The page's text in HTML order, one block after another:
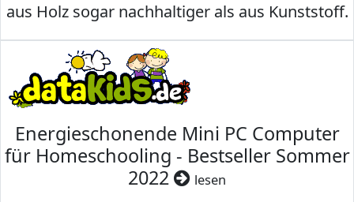
aus Holz sogar nachhaltiger als aus Kunststoff.
Energieschonende Mini PC Computer
für Homeschooling - Bestseller Sommer
2022
lesen